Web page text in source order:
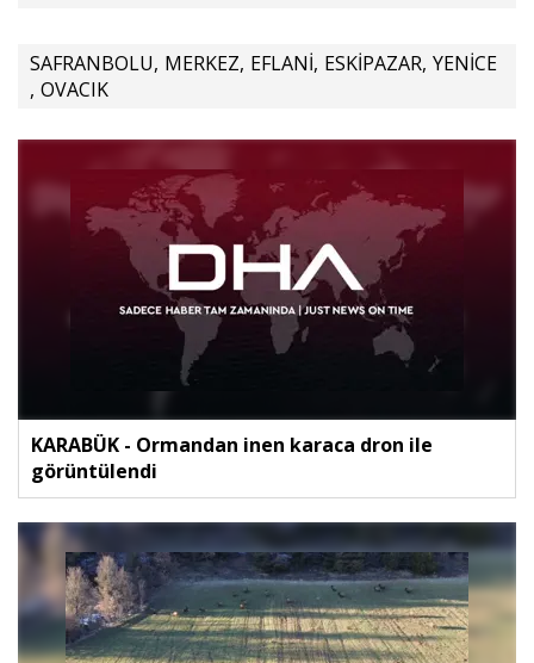
SAFRANBOLU, MERKEZ, EFLANİ, ESKİPAZAR, YENİCE
, OVACIK
KARABÜK - Ormandan inen karaca dron ile
görüntülendi